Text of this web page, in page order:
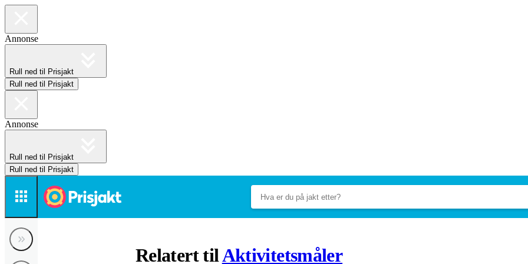
Annonse
Rull ned til Prisjakt
Rull ned til Prisjakt
Annonse
Rull ned til Prisjakt
Rull ned til Prisjakt
Relatert tilAktivitetsmåler